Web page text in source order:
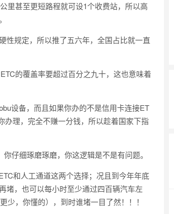
里甚至更短路程就可设1个收费站，所以高
性规定，所以推了五六年，全国占比就一直
的覆盖率要超过百分之九十，这也意味着
设备，而且如果你办的不是信用卡连接ET
理，完全不赚一分钱，所以趁着国家下指
仔细琢磨琢磨，你这逻辑是不是有问题。
和人工通道这两个选择；况且到今年年底
堵，也可以每小时至少通过四百辆汽车左
，你懂的），到时谁堵一目了然！！！